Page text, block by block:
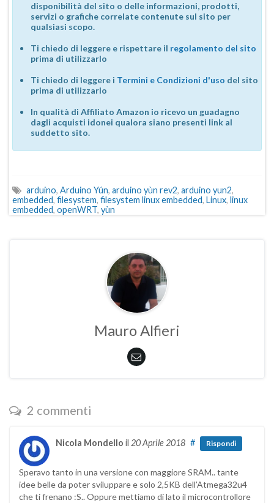
disponibilità del sito o delle informazioni, prodotti,
servizi o grafiche correlate contenute sul sito per
qualsiasi scopo.
Ti chiedo di leggere e rispettare il regolamento del sito
prima di utilizzarlo
Ti chiedo di leggere i Termini e Condizioni d'uso del sito
prima di utilizzarlo
In qualità di Affiliato Amazon io ricevo un guadagno
dagli acquisti idonei qualora siano presenti link al
suddetto sito.
arduino, Arduino Yún, arduino yùn rev2, arduino yun2,
embedded, filesystem, filesystem linux embedded, Linux, linux
embedded, openWRT, yùn
Mauro Alfieri
2 commenti
Nicola Mondello il 20 Aprile 2018 # Rispondi
Speravo tanto in una versione con maggiore SRAM.. tante
idee belle da poter sviluppare e solo 2,5KB dell’Atmega32u4
che ti frenano :S.. Oppure mettiamo di lato il microcontrollore